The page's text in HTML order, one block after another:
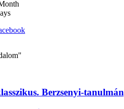
Berzsenyi-